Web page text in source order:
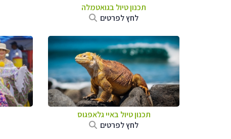
תכנון טיול בגואטמלה
לחץ לפרטים
תכנון טיול באיי גלאפגוס
לחץ לפרטים